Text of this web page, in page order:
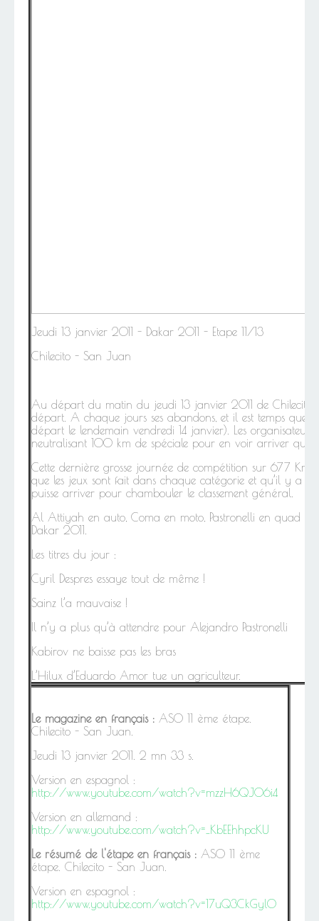
Jeudi 13 janvier 2011 - Dakar 2011 - Etape 11/13
Chilecito - San Juan
Au départ du matin du jeudi 13 janvier 2011 de Chilecito,
départ. A chaque jours ses abandons, et il est temps que
départ le lendemain vendredi 14 janvier). Les
neutralisant 100 km de spéciale pour en voir arriver
Cette dernière grosse journée de compétition sur 677
que les jeux sont fait dans chaque catégorie et qu’il y a
puisse arriver pour chambouler le classement général.
Al Attiyah en auto, Coma en moto, Pastronelli en quad
Dakar 2011.
Les titres du jour :
Cyril Despres essaye tout de même !
Sainz l’a mauvaise !
Il n’y a plus qu’à attendre pour Alejandro Pastronelli
Kabirov ne baisse pas les bras
L’Hilux d’Eduardo Amor tue un agriculteur.
Le magazine en français : ASO 11 ème étape.
Chilecito - San Juan.
Jeudi 13 janvier 2011. 2 mn 33 s.
Version en espagnol :
http://www.youtube.com/watch?v=mzzH6QJO6i4
Version en allemand :
http://www.youtube.com/watch?v=_KbEEhhpcKU
Le résumé de l'étape en français: ASO 11 ème
étape. Chilecito - San Juan.
Version en espagnol :
http://www.youtube.com/watch?v=17uQ3CkGyl0